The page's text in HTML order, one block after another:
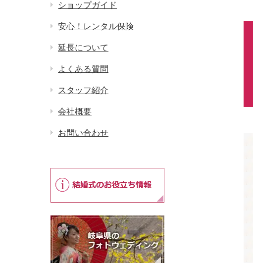
ショップガイド
安心！レンタル保険
延長について
よくある質問
スタッフ紹介
会社概要
お問い合わせ